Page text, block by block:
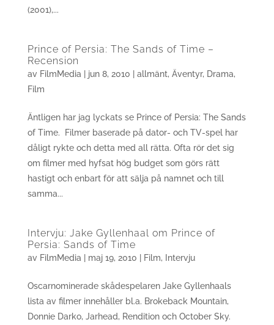
(2001),...
Prince of Persia: The Sands of Time –
Recension
av FilmMedia jun 8, 2010 allmänt, Äventyr, Drama,
Film
Äntligen har jag lyckats se Prince of Persia: The Sands
of Time. Filmer baserade på dator- och TV-spel har
dåligt rykte och detta med all rätta. Ofta rör det sig
om filmer med hyfsat hög budget som görs rätt
hastigt och enbart för att sälja på namnet och till
samma...
Intervju: Jake Gyllenhaal om Prince of
Persia: Sands of Time
av FilmMedia maj 19, 2010 Film, Intervju
Oscarnominerade skådespelaren Jake Gyllenhaals
lista av filmer innehåller bl.a. Brokeback Mountain,
Donnie Darko, Jarhead, Rendition och October Sky.